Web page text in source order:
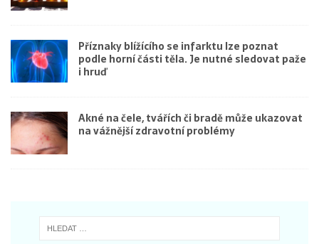
Příznaky blížícího se infarktu lze poznat
podle horní části těla. Je nutné sledovat paže
i hruď
Akné na čele, tvářích či bradě může ukazovat
na vážnější zdravotní problémy